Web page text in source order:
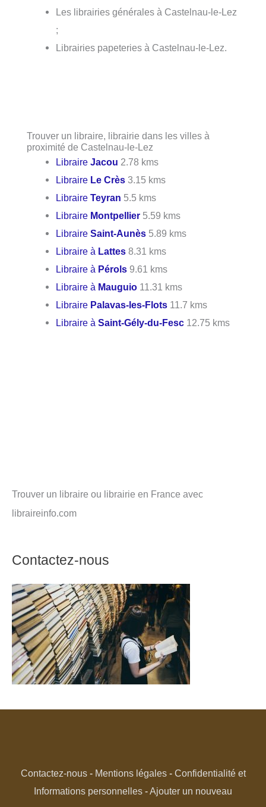
Les librairies générales à Castelnau-le-Lez
;
Librairies papeteries à Castelnau-le-Lez.
Trouver un libraire, librairie dans les villes à
proximité de Castelnau-le-Lez
LibraireJacou 2.78 kms
Libraire Le Crès 3.15 kms
LibraireTeyran 5.5 kms
Libraire Montpellier 5.59 kms
LibraireSaint-Aunès 5.89 kms
Libraire à Lattes 8.31 kms
Libraire à Pérols 9.61 kms
Libraire à Mauguio 11.31 kms
Libraire Palavas-les-Flots 11.7 kms
Libraire àSaint-Gély-du-Fesc 12.75 kms
Trouver un libraire ou librairie en France avec
libraireinfo.com
Contactez-nous
Contactez-nous- Mentions légales- Confidentialité et
Informations personnelles -Ajouter un nouveau